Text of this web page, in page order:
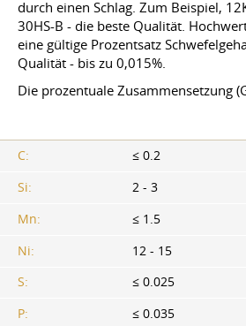
durch einen Schlag. Zum Beispiel,
30HS-B - die beste Qualität.
eine gültige Prozentsatz
Qualität - bis zu 0,015%.
Die prozentuale Zusammensetzung
C:
≤ 0.2
Si:
2 - 3
Mn:
≤ 1.5
Ni:
12 - 15
S:
≤ 0.025
P:
≤ 0.035